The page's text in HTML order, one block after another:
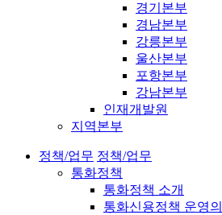
경기본부
경남본부
강릉본부
울산본부
포항본부
강남본부
인재개발원
지역본부
정책/업무 정책/업무
통화정책
통화정책 소개
통화신용정책 운영